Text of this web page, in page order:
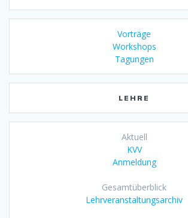
Vorträge
Workshops
Tagungen
LEHRE
Aktuell
KVV
Anmeldung
Gesamtüberblick
Lehrveranstaltungsarchiv